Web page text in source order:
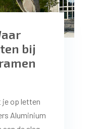
bij
je op letten
Aluminium